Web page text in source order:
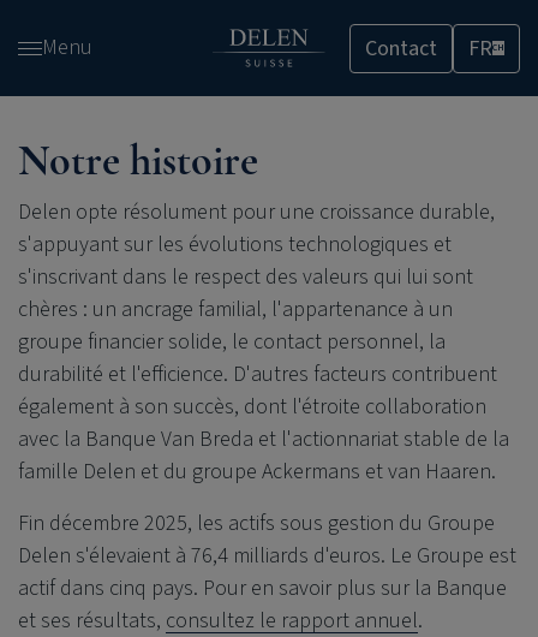
contenu
Menu Contact FRCH
Notre histoire
Delen opte résolument pour une croissance durable,
s'appuyant sur les évolutions technologiques et
s'inscrivant dans le respect des valeurs qui lui sont
chères : un ancrage familial, l'appartenance à un
groupe financier solide, le contact personnel, la
durabilité et l'efficience. D'autres facteurs contribuent
également à son succès, dont l'étroite collaboration
avec la Banque Van Breda et l'actionnariat stable de la
famille Delen et du groupe Ackermans et van Haaren.
Fin décembre 2025, les actifs sous gestion du Groupe
Delen s'élevaient à 76,4 milliards d'euros. Le Groupe est
actif dans cinq pays. Pour en savoir plus sur la Banque
et ses résultats, consultez le rapport annuel.